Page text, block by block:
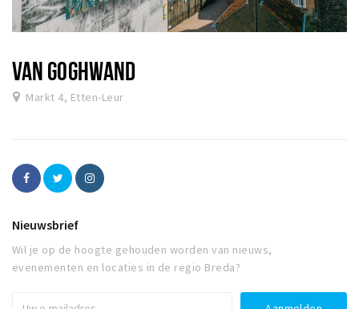
VAN GOGHWAND
Markt 4, Etten-Leur
Nieuwsbrief
Wil je op de hoogte gehouden worden van nieuws,
evenementen en locaties in de regio Breda?